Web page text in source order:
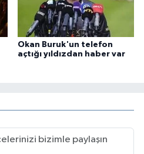
Okan Buruk'un telefon
açtığı yıldızdan haber var